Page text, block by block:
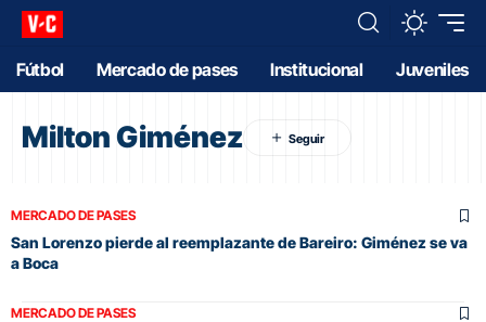
Fútbol Mercado de pases Institucional Juveniles
Milton Giménez
MERCADO DE PASES
San Lorenzo pierde al reemplazante de Bareiro: Giménez se va
a Boca
MERCADO DE PASES